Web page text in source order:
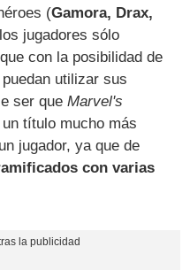
(Gamora, Drax,
jugadores sólo
con la posibilidad de
utilizar sus
ser queMarvel's
título mucho más
jugador, ya que de
con varias